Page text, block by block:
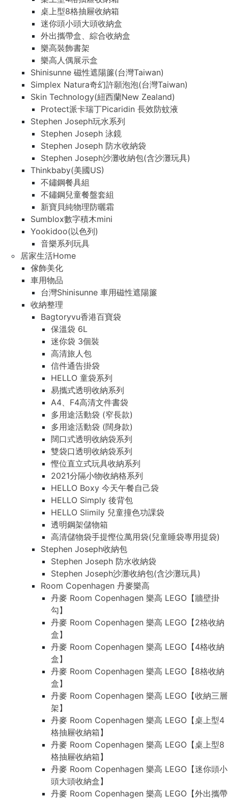
桌上型8格抽屜收納箱
迷你頭小頭大頭收納盒
外出攜帶盒、綜合收納盒
樂高裝飾書架
樂高人偶展示盒
Shinisunne 磁性遮陽簾(台灣Taiwan)
Simplex Natura奇幻許願泡泡(台灣Taiwan)
Skin Technology(紐西蘭New Zealand)
Protect派卡瑞丁Picaridin 長效防蚊液
Stephen Joseph玩水系列
Stephen Joseph 泳鏡
Stephen Joseph 防水收納袋
Stephen Joseph沙灘收納包(含沙灘玩具)
Thinkbaby(美國US)
不鏽鋼餐具組
不鏽鋼兒童餐盤套組
新寶貝純物理防曬霜
Sumblox數字積木mini
Yookidoo(以色列)
音樂系列玩具
居家生活Home
傢飾美化
車用物品
台灣Shinisunne 車用磁性遮陽簾
收納整理
Bagtoryvu香港百寶袋
保溫袋 6L
迷你袋 3個裝
高清旅人包
信件通告掛袋
HELLO 童袋系列
易攜式透明收納系列
A4、F4高清文件書袋
多用途活動袋 (窄長款)
多用途活動袋 (闊身款)
闊口式透明收納袋系列
雙袋口透明收納袋系列
慳位直立式玩具收納系列
2021分隔小物收納格系列
HELLO Boxy 今天午餐自己袋
HELLO Simply 後背包
HELLO Slimily 兒童撞色功課袋
透明鋼架儲物箱
高清儲物袋手提慳位萬用袋(兒童睡袋專用提袋)
Stephen Joseph收納包
Stephen Joseph 防水收納袋
Stephen Joseph沙灘收納包(含沙灘玩具)
Room Copenhagen 丹麥樂高
丹麥 Room Copenhagen 樂高 LEGO【牆壁掛
勾】
丹麥 Room Copenhagen 樂高 LEGO【2格收納
盒】
丹麥 Room Copenhagen 樂高 LEGO【4格收納
盒】
丹麥 Room Copenhagen 樂高 LEGO【8格收納
盒】
丹麥 Room Copenhagen 樂高 LEGO【收納三層
架】
丹麥 Room Copenhagen 樂高 LEGO【桌上型4
格抽屜收納箱】
丹麥 Room Copenhagen 樂高 LEGO【桌上型8
格抽屜收納箱】
丹麥 Room Copenhagen 樂高 LEGO【迷你頭小
頭大頭收納盒】
丹麥 Room Copenhagen 樂高 LEGO【外出攜帶